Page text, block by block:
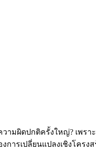
วามผิดปกติครั้งใหญ่? เพ
ารเปลี่ยนแปลงเชิงโค